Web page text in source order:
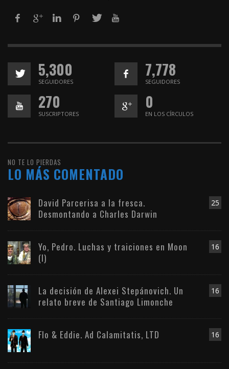
5,300
SEGUIDORES
7,778
SEGUIDORES
270
SUSCRIPTORES
0
EN LOS CÍRCULOS
NO TE LO PIERDAS
LO MÁS COMENTADO
25
David Parcerisa a la fresca.
Desmontando a Charles Darwin
16
Yo, Pedro. Luchas y traiciones en Moon
(I)
16
La decisión de Alexei Stepánovich. Un
relato breve de Santiago Limonche
16
Flo & Eddie. Ad Calamitatis, LTD